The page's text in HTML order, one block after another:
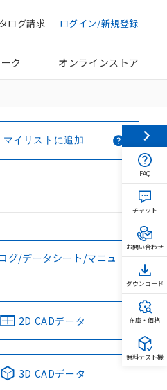
ログイン/新規登録
ログ請求
ク オンラインストア
マイリストに追加
グ/データシート/マニュ
2D CADデータ
3D CADデータ
FAQ
チャット
お問い合わせ
ダウンロード
在庫・価格
無料テスト機